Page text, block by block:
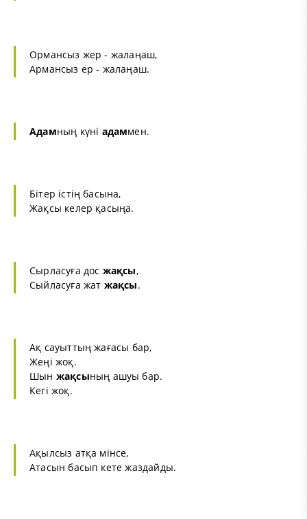
Ормансыз жер - жалаңаш,
Армансыз ер - жалаңаш.
Адамның күні адаммен.
Бітер істің басына,
Жақсы келер қасыңа.
Сырласуға дос жақсы,
Сыйласуға жат жақсы.
Ақ сауыттың жағасы бар,
Жеңі жоқ.
Шын жақсының ашуы бар.
Кегі жоқ.
Ақылсыз атқа мінсе,
Атасын басып кете жаздайды.